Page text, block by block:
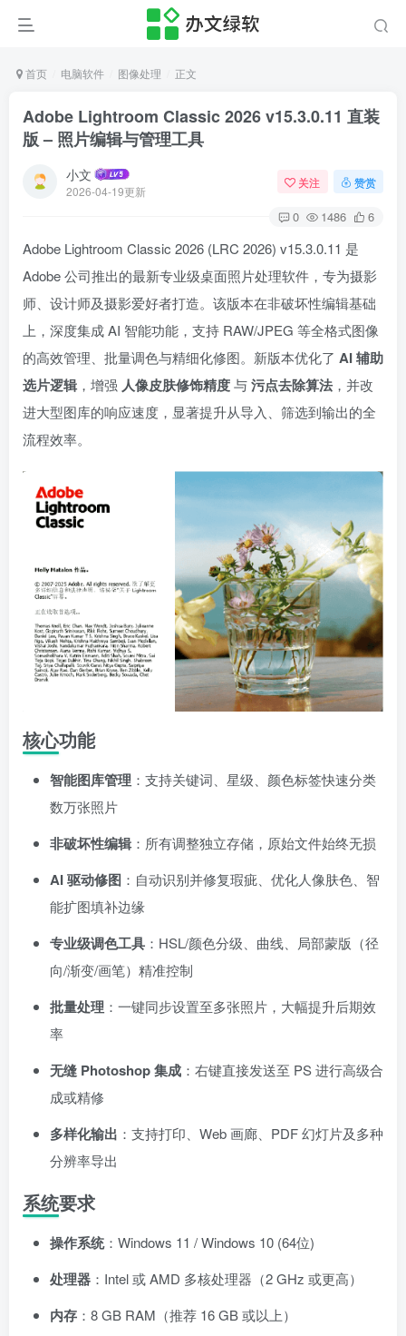
首页 电脑软件 图像处理 正文
Adobe Lightroom Classic 2026 v15.3.0.11 直装
版 – 照片编辑与管理工具
小文
2026-04-19更新
关注 赞赏
0 1486 6
Adobe Lightroom Classic 2026 (LRC 2026) v15.3.0.11 是
Adobe 公司推出的最新专业级桌面照片处理软件，专为摄影
师、设计师及摄影爱好者打造。该版本在非破坏性编辑基础
上，深度集成 AI 智能功能，支持 RAW/JPEG 等全格式图像
的高效管理、批量调色与精细化修图。新版本优化了 AI 辅助
选片逻辑，增强 人像皮肤修饰精度与污点去除算法 ，并改
进大型图库的响应速度，显著提升从导入、筛选到输出的全
流程效率。
核心功能
智能图库管理 ：支持关键词、星级、颜色标签快速分类
数万张照片
非破坏性编辑：所有调整独立存储，原始文件始终无损
AI 驱动修图 ：自动识别并修复瑕疵、优化人像肤色、智
能扩图填补边缘
专业级调色工具 ：HSL/颜色分级、曲线、局部蒙版（径
向/渐变/画笔）精准控制
批量处理 ：一键同步设置至多张照片，大幅提升后期效
率
无缝 Photoshop 集成 ：右键直接发送至 PS 进行高级合
成或精修
多样化输出 ：支持打印、Web 画廊、PDF 幻灯片及多种
分辨率导出
系统要求
操作系统：Windows 11 / Windows 10 (64位)
处理器 ：Intel 或 AMD 多核处理器（2 GHz 或更高）
内存 ：8 GB RAM（推荐 16 GB 或以上）